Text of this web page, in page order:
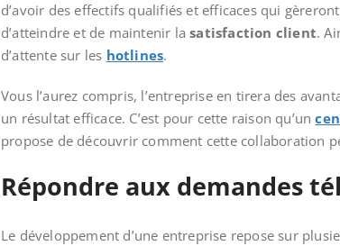
d’avoir des effectifs qualifiés et efficaces qui
d’atteindre et de maintenir lasatisfaction client.
d’attente sur les hotlines.
Vous l’aurez compris, l’entreprise en tirera des
un résultat efficace. C’est pour cette raison qu’un
propose de découvrir comment cette collaboration
Répondre aux demandes
Le développement d’une entreprise repose sur